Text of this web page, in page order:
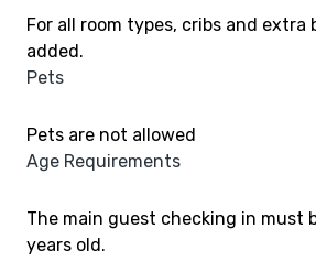
For all room types, cribs and extra
added.
Pets
Pets are not allowed
Age Requirements
The main guest checking in must
years old.